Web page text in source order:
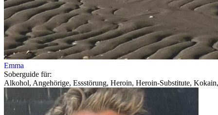
Emma
Soberguide für:
Alkohol, Angehörige, Essstörung, Heroin, Heroin-Substitute,